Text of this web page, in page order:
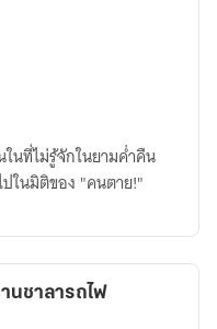
นที่ไม่รู้จักในยามค่ำคืน
ในมิติของ "คนตาย!"
นชาลารถไฟ